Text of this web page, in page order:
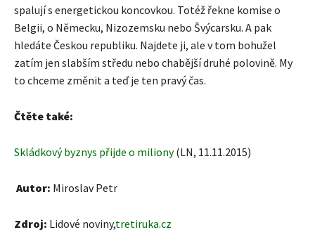
spalují s energetickou koncovkou. Totéž řekne komise o
Belgii, o Německu, Nizozemsku nebo Švýcarsku. A pak
hledáte Českou republiku. Najdete ji, ale v tom bohužel
zatím jen slabším středu nebo chabější druhé polovině. My
to chceme změnit a teď je ten pravý čas.
Čtěte také:
Skládkový byznys přijde o miliony(LN, 11.11.2015)
Autor: Miroslav Petr
Zdroj: Lidové noviny,tretiruka.cz